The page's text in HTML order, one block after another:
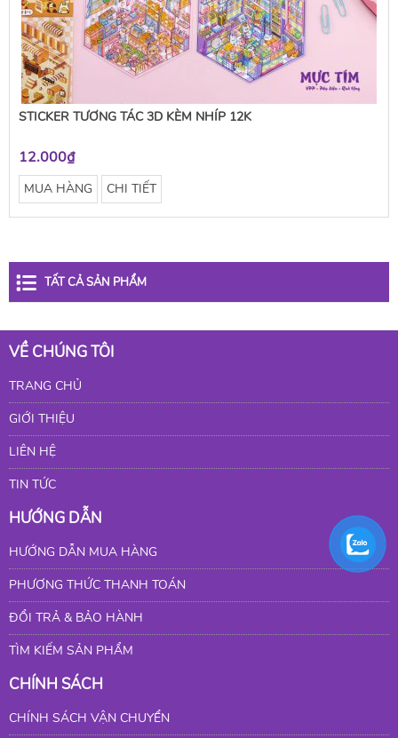
STICKER TƯƠNG TÁC 3D KÈM NHÍP 12K
12.000₫
MUA HÀNG CHI TIẾT
TẤT CẢ SẢN PHẨM
VỀ CHÚNG TÔI
TRANG CHỦ
GIỚI THIỆU
LIÊN HỆ
TIN TỨC
HƯỚNG DẪN
HƯỚNG DẪN MUA HÀNG
PHƯƠNG THỨC THANH TOÁN
ĐỔI TRẢ & BẢO HÀNH
TÌM KIẾM SẢN PHẨM
CHÍNH SÁCH
CHÍNH SÁCH VẬN CHUYỂN